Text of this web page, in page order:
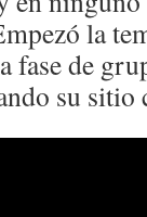
la
fase de
su